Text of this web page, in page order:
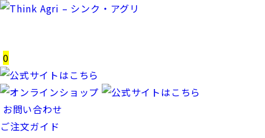
0
お問い合わせ
ご注文ガイド